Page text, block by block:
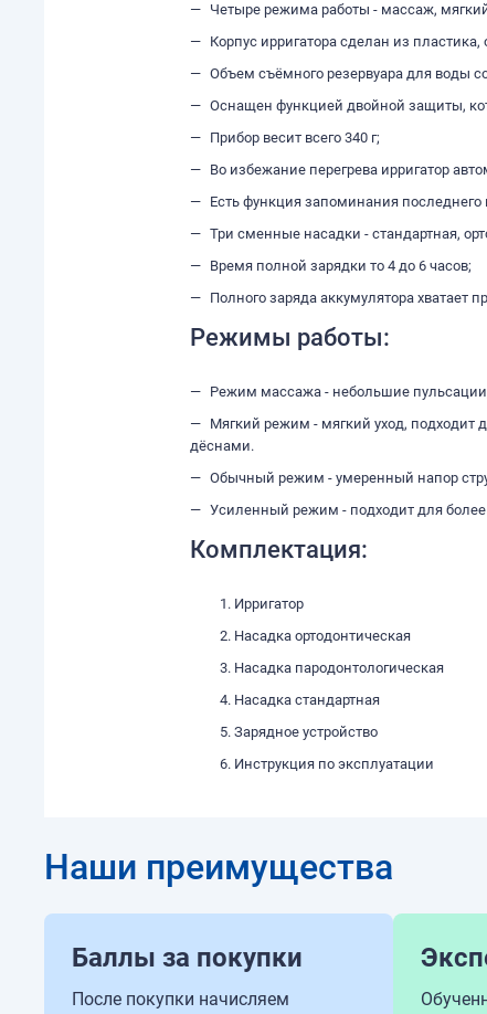
Четыре режима работы - массаж,
Корпус ирригатора сделан из
Объем съёмного резервуара для воды
Оснащен функцией двойной защиты,
Прибор весит всего 340 г;
Во избежание перегрева ирригатор
Есть функция запоминания
Три сменные насадки - стандартная,
Время полной зарядки то 4 до 6 часов;
Полного заряда аккумулятора хватает
Режимы работы:
Режим массажа - небольшие
Мягкий режим - мягкий уход,
дёснами.
Обычный режим - умеренный напор
Усиленный режим - подходит для более
Комплектация:
Ирригатор
Насадка ортодонтическая
Насадка пародонтологическая
Насадка стандартная
Зарядное устройство
Инструкция по эксплуатации
Наши преимущества
Баллы за покупки
После покупки начисляем